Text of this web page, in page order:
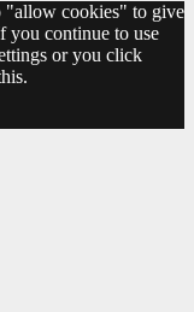
"allow cookies" to give
you continue to use
or you click